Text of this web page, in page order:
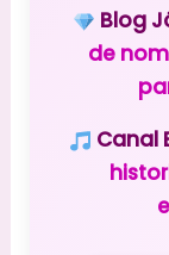
Blog
de
Canal